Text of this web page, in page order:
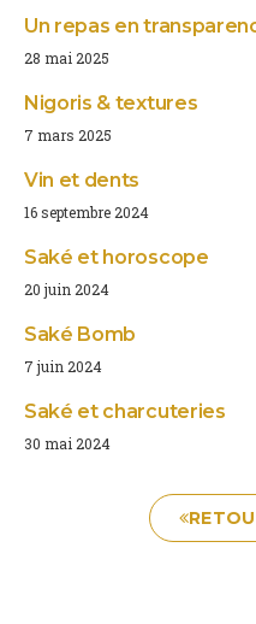
Un repas en
28 mai 2025
Nigoris & textures
7 mars 2025
Vin et dents
16 septembre 2024
Saké et horoscope
20 juin 2024
Saké Bomb
7 juin 2024
Saké et charcuteries
30 mai 2024